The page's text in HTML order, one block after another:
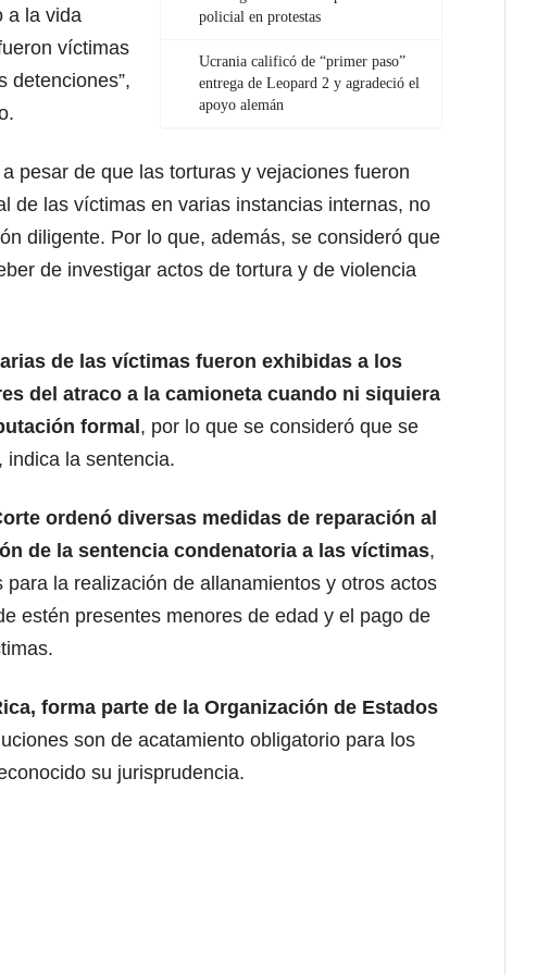
policial en protestas
Ucrania calificó de “primer paso”
entrega de Leopard 2 y agradeció el
apoyo alemán
a la vida
víctimas
detenciones”,
pesar de que las torturas y vejaciones fueron
de las víctimas en varias instancias internas, no
diligente. Por lo que, además, se consideró que
de investigar actos de tortura y de violencia
de las víctimas fueron exhibidas a los
del atraco a la camioneta cuando ni siquiera
formal, por lo que se consideró que se
indica la sentencia.
ordenó diversas medidas de reparación al
de la sentencia condenatoria a las víctimas,
la realización de allanamientos y otros actos
estén presentes menores de edad y el pago de
forma parte de la Organización de Estados
son de acatamiento obligatorio para los
su jurisprudencia.